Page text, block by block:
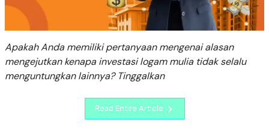
Apakah Anda memiliki pertanyaan mengenai alasan
mengejutkan kenapa investasi logam mulia tidak selalu
menguntungkan lainnya? Tinggalkan
Read Entire Article